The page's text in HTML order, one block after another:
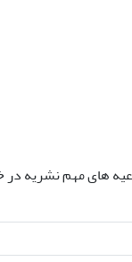
های مهم نشریه در